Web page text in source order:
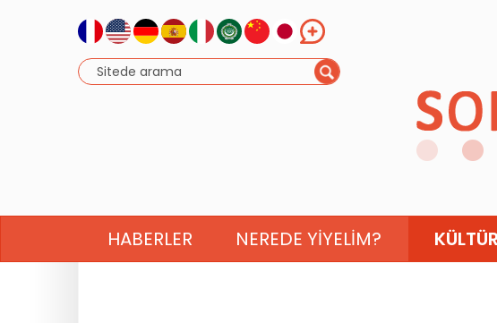
HABERLER NEREDE YIYELIM? KÜLTÜR